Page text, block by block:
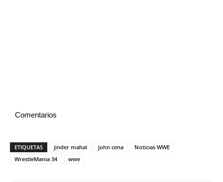
Comentarios
ETIQUETAS jinder mahal john cena
Noticias WWE
WrestleMania 34
wwe